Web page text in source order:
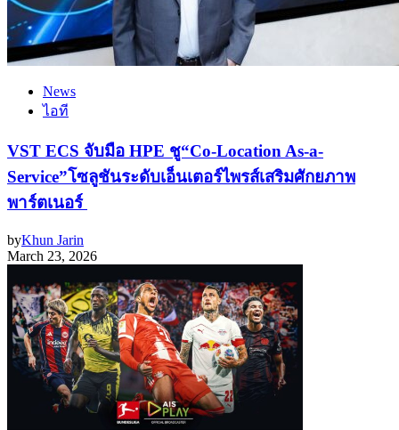
News
ไอที
VST ECS จับมือ HPE ชู“Co-Location As-a-
Service”โซลูชันระดับเอ็นเตอร์ไพรส์เสริมศักยภาพ
พาร์ตเนอร์
byKhun Jarin
March 23, 2026